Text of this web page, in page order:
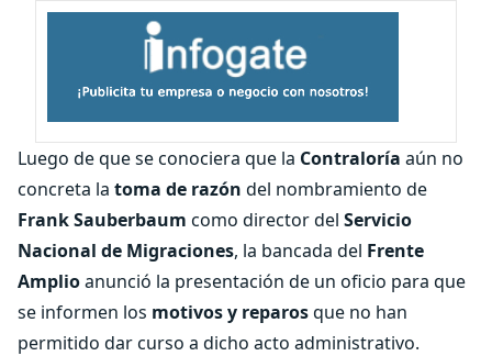
Luego de que se conociera que la Contraloría aún no
concreta la toma de razón del nombramiento de
Frank Sauberbaum como director del Servicio
Nacional de Migraciones, la bancada del Frente
Amplioanunció la presentación de un oficio para que
se informen los motivos y reparosque no han
permitido dar curso a dicho acto administrativo.